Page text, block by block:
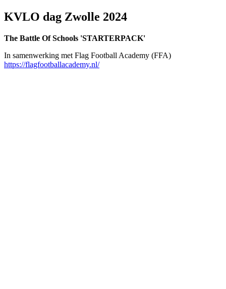
KVLO dag Zwolle 2024
The Battle Of Schools 'STARTERPACK'
In samenwerking met Flag Football Academy (FFA)
https://flagfootballacademy.nl/